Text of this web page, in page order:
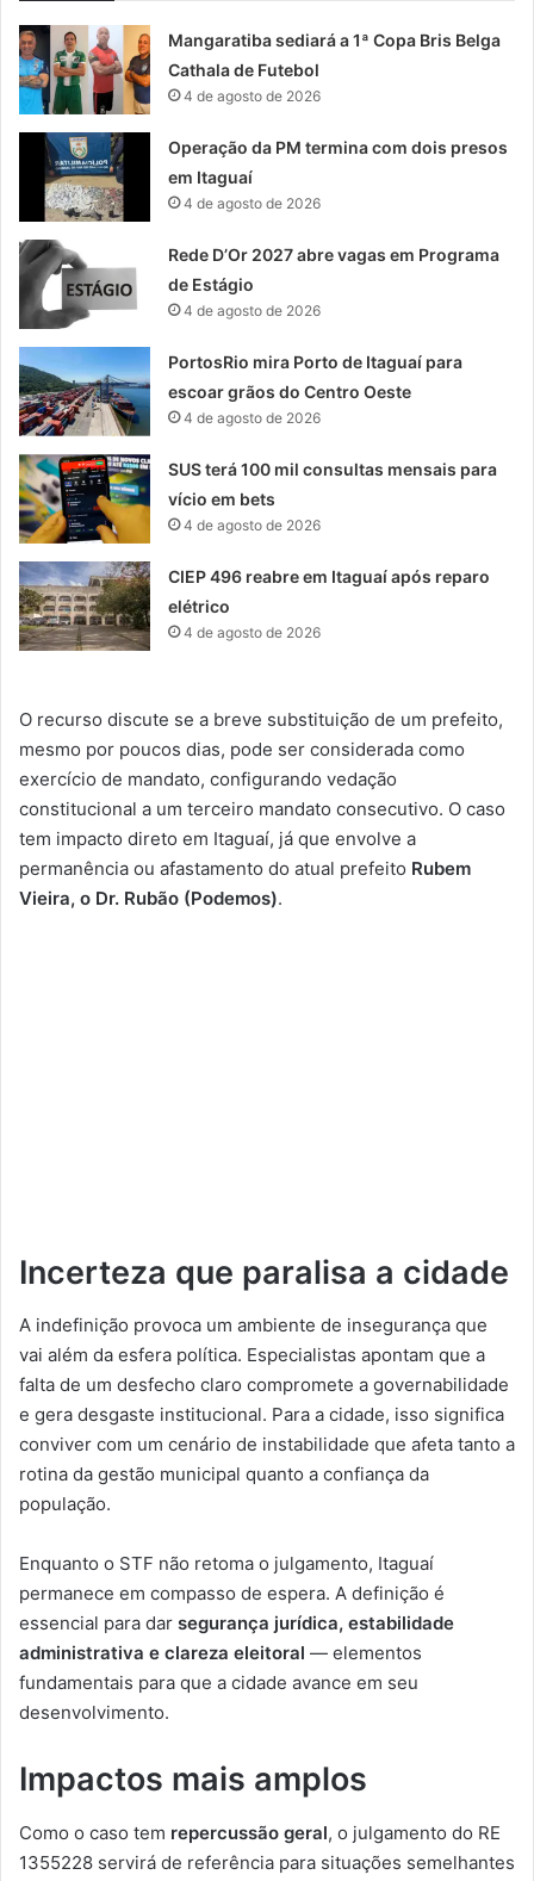
Mangaratiba sediará a 1ª Copa Bris Belga
Cathala de Futebol
4 de agosto de 2026
Operação da PM termina com dois presos
em Itaguaí
4 de agosto de 2026
Rede D’Or 2027 abre vagas em Programa
de Estágio
4 de agosto de 2026
PortosRio mira Porto de Itaguaí para
escoar grãos do Centro Oeste
4 de agosto de 2026
SUS terá 100 mil consultas mensais para
vício em bets
4 de agosto de 2026
CIEP 496 reabre em Itaguaí após reparo
elétrico
4 de agosto de 2026
O recurso discute se a breve substituição de um prefeito,
mesmo por poucos dias, pode ser considerada como
exercício de mandato, configurando vedação
constitucional a um terceiro mandato consecutivo. O caso
tem impacto direto em Itaguaí, já que envolve a
permanência ou afastamento do atual prefeito Rubem
Vieira, o Dr. Rubão (Podemos).
Incerteza que paralisa a cidade
A indefinição provoca um ambiente de insegurança que
vai além da esfera política. Especialistas apontam que a
falta de um desfecho claro compromete a governabilidade
e gera desgaste institucional. Para a cidade, isso significa
conviver com um cenário de instabilidade que afeta tanto a
rotina da gestão municipal quanto a confiança da
população.
Enquanto o STF não retoma o julgamento, Itaguaí
permanece em compasso de espera. A definição é
essencial para dar segurança jurídica, estabilidade
administrativa e clareza eleitoral — elementos
fundamentais para que a cidade avance em seu
desenvolvimento.
Impactos mais amplos
Como o caso tem repercussão geral, o julgamento do RE
1355228 servirá de referência para situações semelhantes